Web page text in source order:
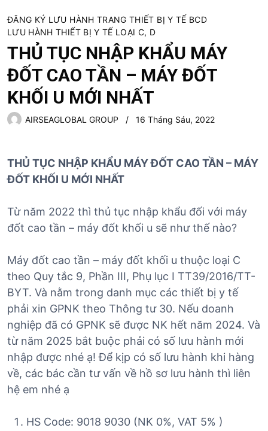
ĐĂNG KÝ LƯU HÀNH TRANG THIẾT BỊ Y TẾ BCD
LƯU HÀNH THIẾT BỊ Y TẾ LOẠI C, D
THỦ TỤC NHẬP KHẨU MÁY
ĐỐT CAO TẦN – MÁY ĐỐT
KHỐI U MỚI NHẤT
AIRSEAGLOBAL GROUP 16 Tháng Sáu, 2022
THỦ TỤC NHẬP KHẨU MÁY ĐỐT CAO TẦN – MÁY
ĐỐT KHỐI U MỚI NHẤT
Từ năm 2022 thì thủ tục nhập khẩu đối với máy
đốt cao tần – máy đốt khối u sẽ như thế nào?
Máy đốt cao tần – máy đốt khối u thuộc loại C
theo Quy tắc 9, Phần III, Phụ lục I TT39/2016/TT-
BYT. Và nằm trong danh mục các thiết bị y tế
phải xin GPNK theo Thông tư 30. Nếu doanh
nghiệp đã có GPNK sẽ được NK hết năm 2024. Và
từ năm 2025 bắt buộc phải có số lưu hành mới
nhập được nhé ạ! Để kịp có số lưu hành khi hàng
về, các bác cần tư vấn về hồ sơ lưu hành thì liên
hệ em nhé ạ
HS Code: 9018 9030 (NK 0%, VAT 5% )